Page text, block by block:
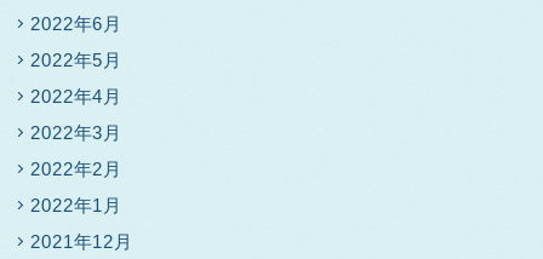
2022年6月
2022年5月
2022年4月
2022年3月
2022年2月
2022年1月
2021年12月